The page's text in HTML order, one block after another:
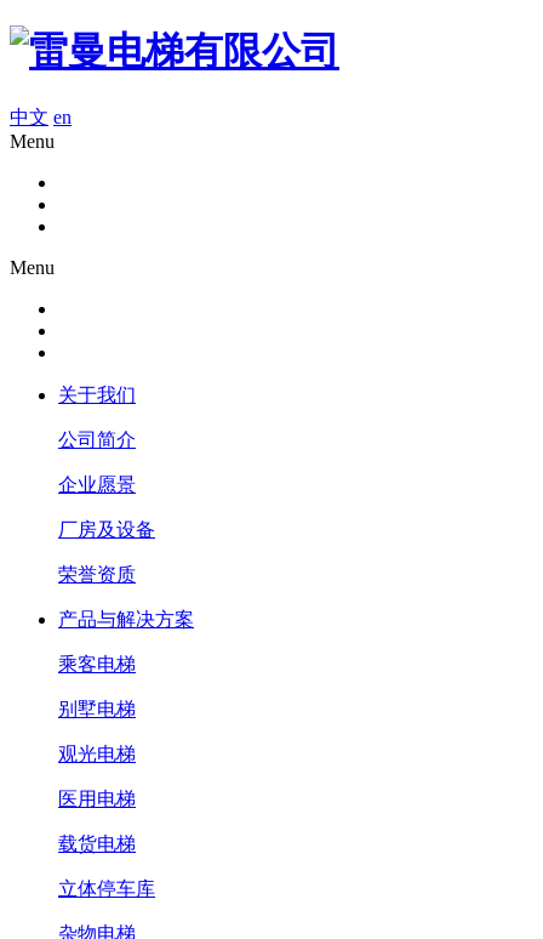
中文 en
Menu
Menu
关于我们
公司简介
企业愿景
厂房及设备
荣誉资质
产品与解决方案
乘客电梯
别墅电梯
观光电梯
医用电梯
载货电梯
立体停车库
杂物电梯